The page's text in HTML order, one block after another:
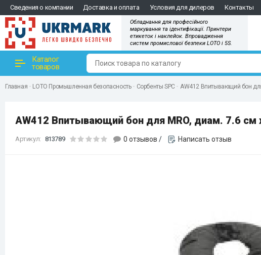
Сведения о компании Доставка и оплата Условия для дилеров Контакты
Обладнання для професійного
маркування та ідентифікації. Принтери
етикеток і наклейок. Впровадження
систем промислової безпеки LOTO і 5S.
Каталог
товаров
Главная LOTO Промышленная безопасность Сорбенты SPC AW412 Впитывающий бон
AW412 Впитывающий бон для MRO, диам. 7.6 см
Артикул: 813789 0 отзывов / Написать отзыв